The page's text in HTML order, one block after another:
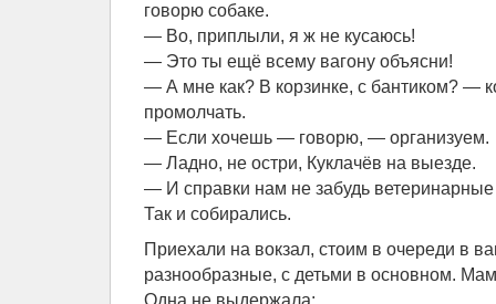
говорю собаке.
— Во, приплыли, я ж не кусаюсь!
— Это ты ещё всему вагону объясни!
— А мне как? В корзинке, с бантиком? —
промолчать.
— Если хочешь — говорю, — организуем.
— Ладно, не остри, Куклачёв на выезде.
— И справки нам не забудь
Так и собирались.
Приехали на вокзал, стоим в очереди в
разнообразные, с детьми в основном.
Одна не выдержала: